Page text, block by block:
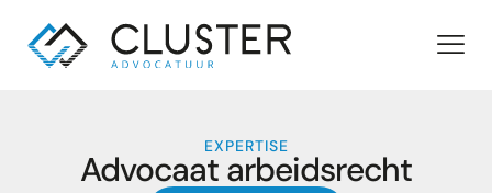
EXPERTISE
Advocaat arbeidsrecht